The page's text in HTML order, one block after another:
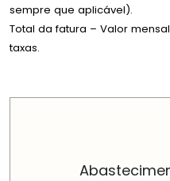
sempre que aplicável).
Total da fatura – Valor
taxas.